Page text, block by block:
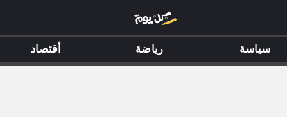
سياسة رياضة أقتصاد